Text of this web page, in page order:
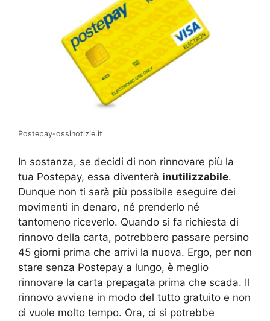
Postepay-ossinotizie.it
In sostanza, se decidi di non rinnovare più la
tua Postepay, essa diventerà inutilizzabile.
Dunque non ti sarà più possibile eseguire dei
movimenti in denaro, né prenderlo né
tantomeno riceverlo. Quando si fa richiesta di
rinnovo della carta, potrebbero passare persino
45 giorni prima che arrivi la nuova. Ergo, per non
stare senza Postepay a lungo, è meglio
rinnovare la carta prepagata prima che scada. Il
rinnovo avviene in modo del tutto gratuito e non
ci vuole molto tempo. Ora, ci si potrebbe